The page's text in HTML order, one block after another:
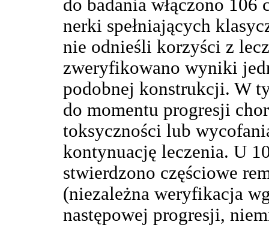
do badania włączono
nerki spełniających
nie odnieśli korzyści z
zweryfikowano wyniki
podobnej konstrukcji. W
do momentu progresji
toksyczności lub
kontynuację leczenia. U
stwierdzono częściowe
(niezależna weryfikacja
następowej progresji,